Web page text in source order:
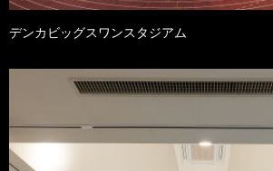
デンカビッグスワンスタジアム